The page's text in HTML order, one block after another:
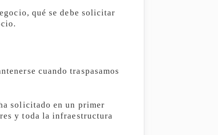
qué se debe solicitar
cuando traspasamos
solicitado en un primer
y toda la infraestructura